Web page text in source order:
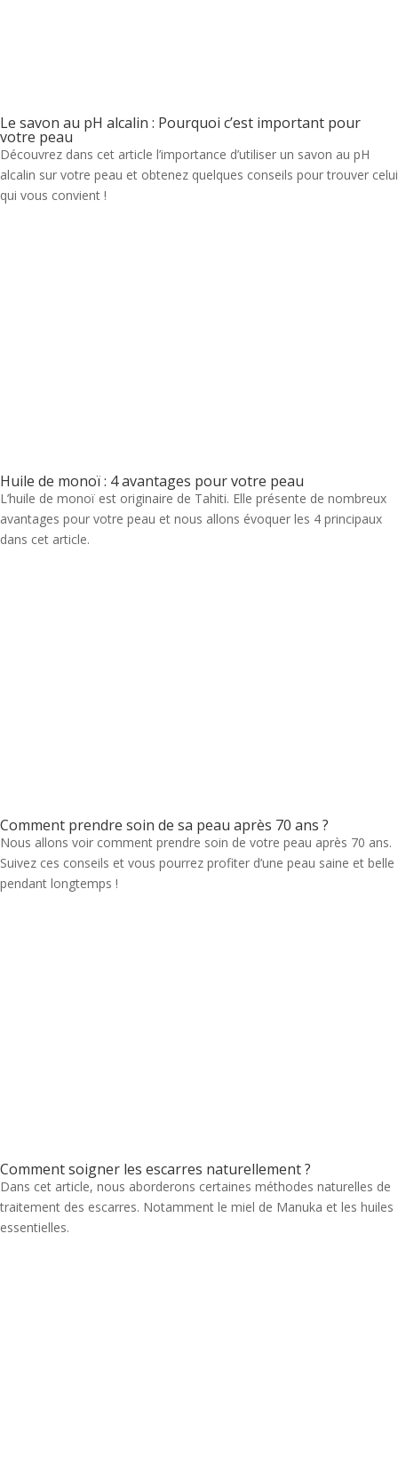
Le savon au pH alcalin : Pourquoi c’est important pour
votre peau
Découvrez dans cet article l’importance d’utiliser un savon au pH
alcalin sur votre peau et obtenez quelques conseils pour trouver celui
qui vous convient !
Huile de monoï : 4 avantages pour votre peau
L’huile de monoï est originaire de Tahiti. Elle présente de nombreux
avantages pour votre peau et nous allons évoquer les 4 principaux
dans cet article.
Comment prendre soin de sa peau après 70 ans ?
Nous allons voir comment prendre soin de votre peau après 70 ans.
Suivez ces conseils et vous pourrez profiter d’une peau saine et belle
pendant longtemps !
Comment soigner les escarres naturellement ?
Dans cet article, nous aborderons certaines méthodes naturelles de
traitement des escarres. Notamment le miel de Manuka et les huiles
essentielles.